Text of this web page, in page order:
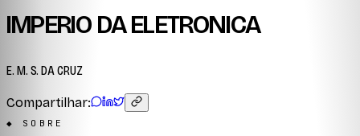
IMPERIO DA ELETRONICA
E. M. S. DA CRUZ
Compartilhar:
◆ SOBRE